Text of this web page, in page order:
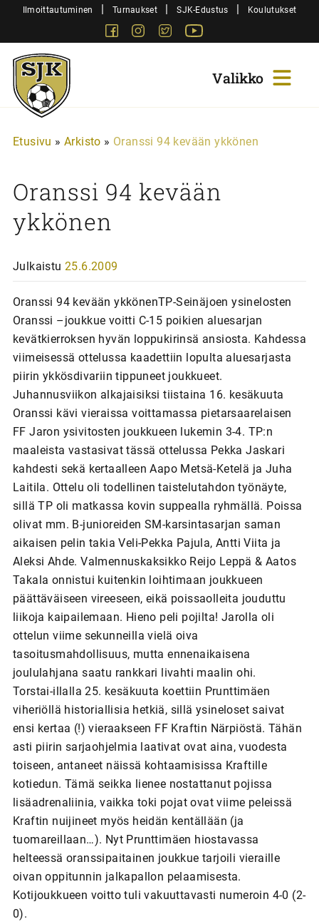
SiirryIlmoittautuminen | Turnaukset | SJK-Edustus | Koulutukset
FacebookInstagram
Twitter
Sjk-
Juniorit
Etusivu » Arkisto » Oranssi 94 kevään ykkönen
Oranssi 94 kevään
ykkönen
Julkaistu 25.6.2009
Oranssi 94 kevään ykkönenTP-Seinäjoen ysinelosten
Oranssi –joukkue voitti C-15 poikien aluesarjan
kevätkierroksen hyvän loppukirinsä ansiosta. Kahdessa
viimeisessä ottelussa kaadettiin lopulta aluesarjasta
piirin ykkösdivariin tippuneet joukkueet.
Juhannusviikon alkajaisiksi tiistaina 16. kesäkuuta
Oranssi kävi vieraissa voittamassa pietarsaarelaisen
FF Jaron ysivitosten joukkueen lukemin 3-4. TP:n
maaleista vastasivat tässä ottelussa Pekka Jaskari
kahdesti sekä kertaalleen Aapo Metsä-Ketelä ja Juha
Laitila. Ottelu oli todellinen taistelutahdon työnäyte,
sillä TP oli matkassa kovin suppealla ryhmällä. Poissa
olivat mm. B-junioreiden SM-karsintasarjan saman
aikaisen pelin takia Veli-Pekka Pajula, Antti Viita ja
Aleksi Ahde. Valmennuskaksikko Reijo Leppä & Aatos
Takala onnistui kuitenkin loihtimaan joukkueen
päättäväiseen vireeseen, eikä poissaolleita jouduttu
liikoja kaipailemaan. Hieno peli pojilta! Jarolla oli
ottelun viime sekunneilla vielä oiva
tasoitusmahdollisuus, mutta ennenaikaisena
joululahjana saatu rankkari livahti maalin ohi.
Torstai-illalla 25. kesäkuuta koettiin Prunttimäen
viheriöllä historiallisia hetkiä, sillä ysineloset saivat
ensi kertaa (!) vieraakseen FF Kraftin Närpiöstä. Tähän
asti piirin sarjaohjelmia laativat ovat aina, vuodesta
toiseen, antaneet näissä kohtaamisissa Kraftille
kotiedun. Tämä seikka lienee nostattanut pojissa
lisäadrenaliinia, vaikka toki pojat ovat viime peleissä
Kraftin nuijineet myös heidän kentällään (ja
tuomareillaan…). Nyt Prunttimäen hiostavassa
helteessä oranssipaitainen joukkue tarjoili vieraille
oivan oppitunnin jalkapallon pelaamisesta.
Kotijoukkueen voitto tuli vakuuttavasti numeroin 4-0 (2-
0).